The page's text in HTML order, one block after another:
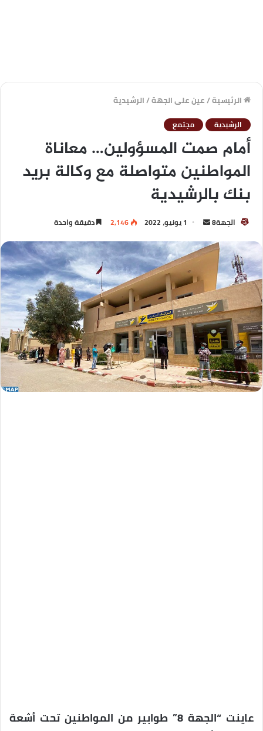
الرئيسية/عين على الجهة/الرشيدية
الرشيدية مجتمع
أمام صمت المسؤولين… معاناة
المواطنين متواصلة مع وكالة بريد
بنك بالرشيدية
الجهة8 1 يونيو، 2022 2,146 دقيقة واحدة
عاينت “الجهة 8” طوابير من المواطنين تحت أشعة